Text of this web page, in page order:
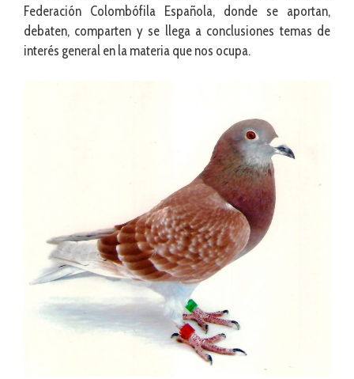
Federación Colombófila Española, donde se aportan,
debaten, comparten y se llega a conclusiones temas de
interés general en la materia que nos ocupa.